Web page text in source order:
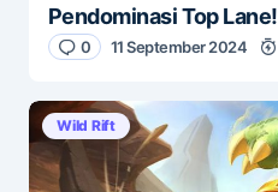
Pendominasi Top Lane!
0 11 September 2024
Wild Rift